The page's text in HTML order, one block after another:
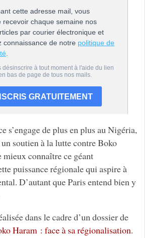
s’engage de plus en plus au Nigéria,
soutien à la lutte contre Boko
connaître ce géant
puissance régionale qui aspire à
D’autant que Paris entend bien y
dans le cadre d’un dossier de
Haram : face à sa régionalisation.